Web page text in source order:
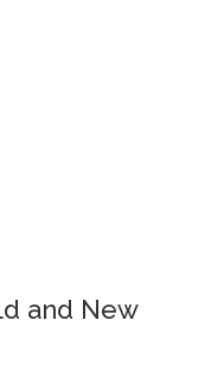
and New